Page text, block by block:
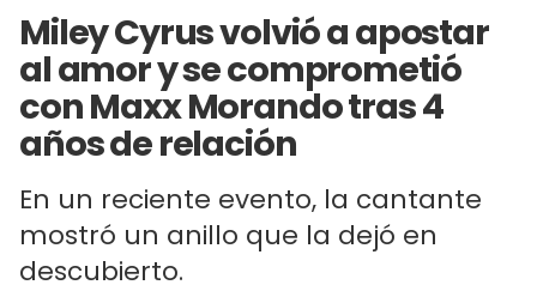
Miley Cyrus volvió a apostar
al amor y se comprometió
con Maxx Morando tras 4
años de relación
En un reciente evento, la cantante
mostró un anillo que la dejó en
descubierto.